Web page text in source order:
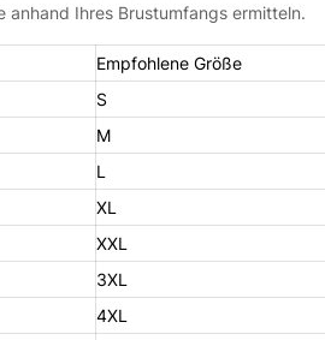
anhand Ihres Brustumfangs ermitteln.
Empfohlene Größe
S
M
L
XL
XXL
3XL
4XL